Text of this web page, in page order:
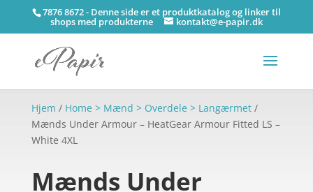
7876 8672 - Denne side er et produktkatalog og linker til
shops med produkterne kontakt@e-papir.dk
Hjem / Home > Mænd > Overdele > Langærmet/
Mænds Under Armour – HeatGear Armour Fitted LS –
White 4XL
Mænds Under